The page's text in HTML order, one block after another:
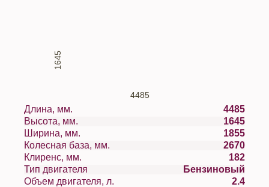
4485
1645
Длина, мм.
4485
Высота, мм.
1645
Ширина, мм.
1855
Колесная база, мм.
2670
Клиренс, мм.
182
Тип двигателя
Бензиновый
Объем двигателя, л.
2.4